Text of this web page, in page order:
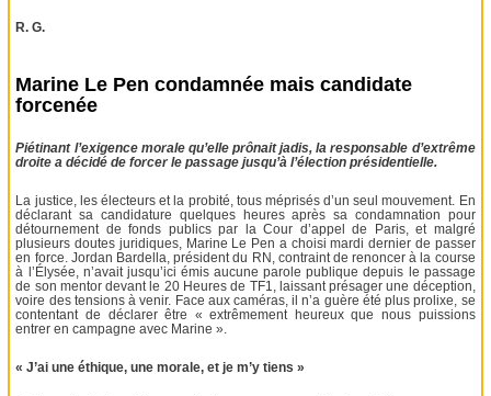
R. G.
Marine Le Pen condamnée mais candidate
forcenée
Piétinant l’exigence morale qu’elle prônait jadis, la responsable d’extrême
droite a décidé de forcer le passage jusqu’à l’élection présidentielle.
La justice, les électeurs et la probité, tous méprisés d’un seul mouvement. En
déclarant sa candidature quelques heures après sa condamnation pour
détournement de fonds publics par la Cour d’appel de Paris, et malgré
plusieurs doutes juridiques, Marine Le Pen a choisi mardi dernier de passer
en force. Jordan Bardella, président du RN, contraint de renoncer à la course
à l’Élysée, n’avait jusqu’ici émis aucune parole publique depuis le passage
de son mentor devant le 20 Heures de TF1, laissant présager une déception,
voire des tensions à venir. Face aux caméras, il n’a guère été plus prolixe, se
contentant de déclarer être « extrêmement heureux que nous puissions
entrer en campagne avec Marine ».
« J’ai une éthique, une morale, et je m’y tiens »